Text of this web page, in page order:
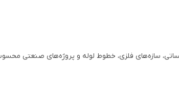
سازه‌های فلزی، خطوط لوله و پروژه‌های صنعتی محسوب